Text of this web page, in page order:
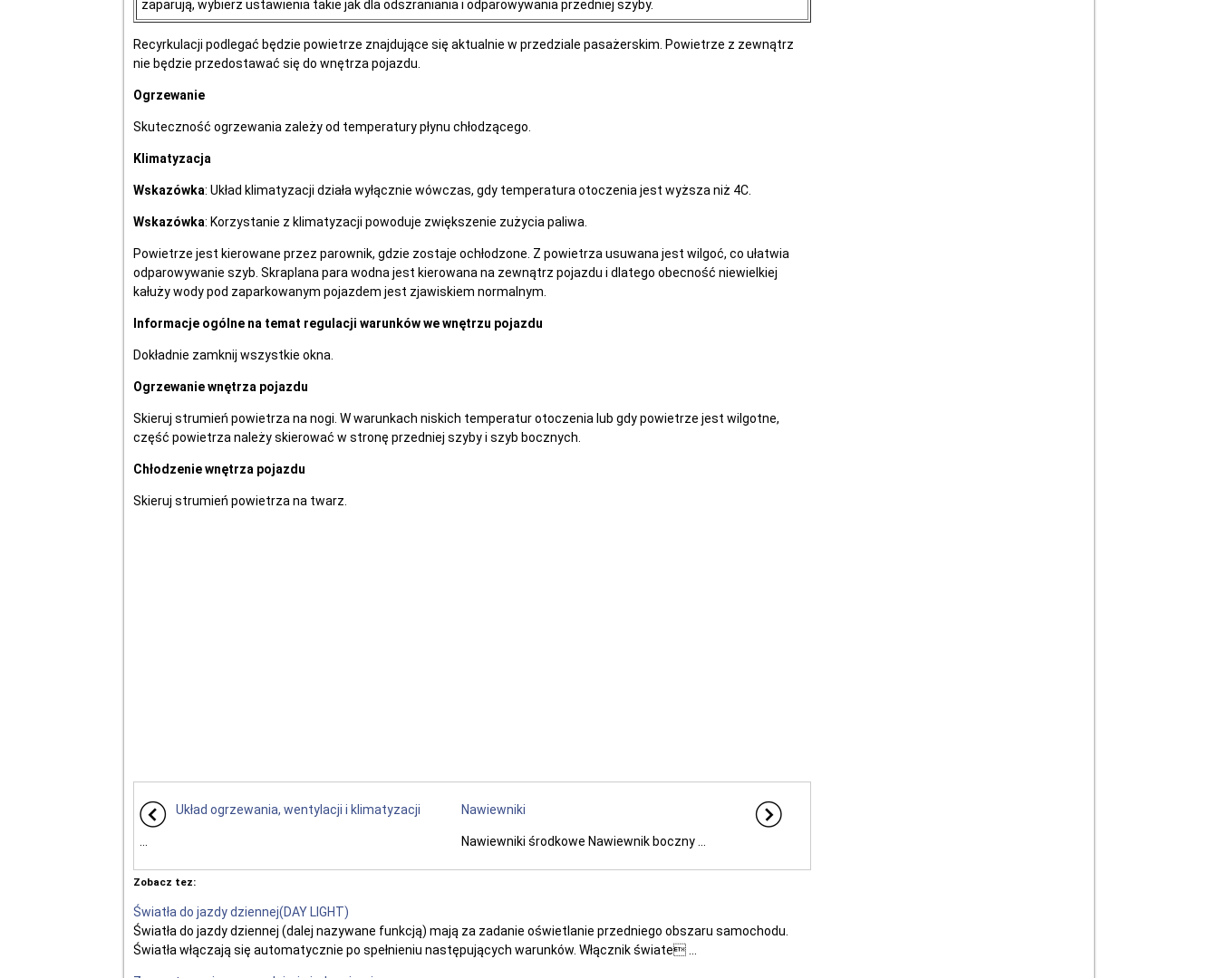
zaparują, wybierz ustawienia takie jak dla odszraniania i odparowywania przedniej szyby.
Recyrkulacji podlegać będzie powietrze znajdujące się aktualnie w przedziale pasażerskim. Powietrze z zewnątrz
nie będzie przedostawać się do wnętrza pojazdu.
Ogrzewanie
Skuteczność ogrzewania zależy od temperatury płynu chłodzącego.
Klimatyzacja
Wskazówka: Układ klimatyzacji działa wyłącznie wówczas, gdy temperatura otoczenia jest wyższa niż 4C.
Wskazówka: Korzystanie z klimatyzacji powoduje zwiększenie zużycia paliwa.
Powietrze jest kierowane przez parownik, gdzie zostaje ochłodzone. Z powietrza usuwana jest wilgoć, co ułatwia
odparowywanie szyb. Skraplana para wodna jest kierowana na zewnątrz pojazdu i dlatego obecność niewielkiej
kałuży wody pod zaparkowanym pojazdem jest zjawiskiem normalnym.
Informacje ogólne na temat regulacji warunków we wnętrzu pojazdu
Dokładnie zamknij wszystkie okna.
Ogrzewanie wnętrza pojazdu
Skieruj strumień powietrza na nogi. W warunkach niskich temperatur otoczenia lub gdy powietrze jest wilgotne,
część powietrza należy skierować w stronę przedniej szyby i szyb bocznych.
Chłodzenie wnętrza pojazdu
Skieruj strumień powietrza na twarz.
Układ ogrzewania, wentylacji i klimatyzacji Nawiewniki
Nawiewniki środkowe Nawiewnik boczny ...
Zobacz tez:
Światła do jazdy dziennej(DAY LIGHT)
Światła do jazdy dziennej (dalej nazywane funkcją) mają za zadanie oświetlanie przedniego obszaru samochodu.
Światła włączają się automatycznie po spełnieniu następujących warunków. Włącznik świate ...